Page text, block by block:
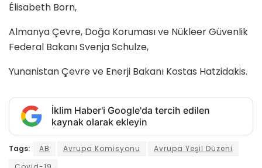
Élisabeth Born,
Almanya Çevre, Doğa Koruması ve Nükleer Güvenlik
Federal Bakanı Svenja Schulze,
Yunanistan Çevre ve Enerji Bakanı Kostas Hatzidakis.
İklim Haber'i Google'da tercih edilen
kaynak olarak ekleyin
Tags: AB Avrupa Komisyonu
Avrupa Yeşil Düzeni